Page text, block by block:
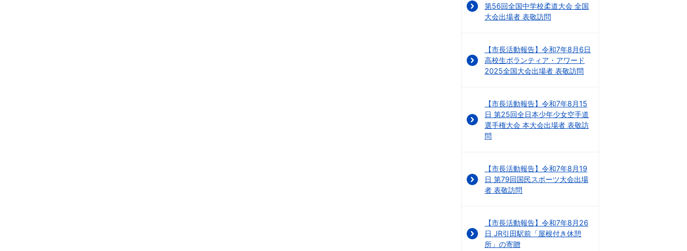
第56回全国中学校柔道大会 全国
大会出場者 表敬訪問
【市長活動報告】令和7年8月6日
高校生ボランティア・アワード
2025全国大会出場者 表敬訪問
【市長活動報告】令和7年8月15
日 第25回全日本少年少女空手道
選手権大会 本大会出場者 表敬訪
問
【市長活動報告】令和7年8月19
日 第79回国民スポーツ大会出場
者 表敬訪問
【市長活動報告】令和7年8月26
日 JR引田駅前「屋根付き休憩
所」の寄贈